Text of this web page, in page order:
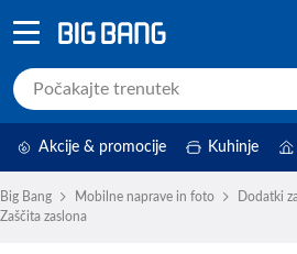
Akcije & promocije Kuhinje
Big Bang Mobilne naprave in foto
Dodatki
Zaščita zaslona